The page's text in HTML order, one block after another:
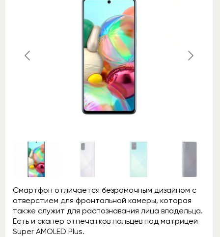
Смартфон отличается безрамочным дизайном с
отверстием для фронтальной камеры, которая
также служит для распознавания лица владельца.
Есть и сканер отпечатков пальцев под матрицей
Super AMOLED Plus.